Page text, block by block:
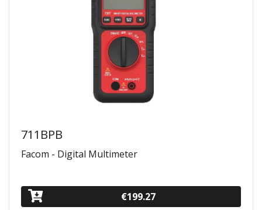
711BPB
Facom - Digital Multimeter
€199.27